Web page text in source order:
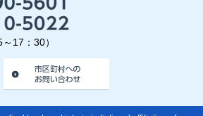
17：30）